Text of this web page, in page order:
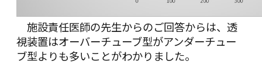
施設責任医師の先生からのご回答からは、透
視装置はオーバーチューブ型がアンダーチュー
ブ型よりも多いことがわかりました。